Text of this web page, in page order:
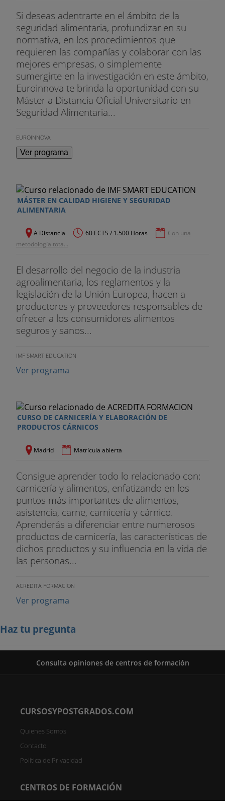
UD 10: IMPLANTACIÓN DEL SISTEMA APPCC -
NOVENO PASO
Introducción
Paso 9 para la aplicación del APPCC
UD 11: IMPLANTACIÓN DEL SISTEMA APPCC -
NOVENO PASO
Introducción
Paso 10 para la aplicación del APPCC
Si deseas adentrarte en el ámbito de la
seguridad alimentaria, profundizar en su
normativa, en los procedimientos que
requieren las compañías y colaborar con las
mejores empresas, o simplemente
sumergirte en la investigación en este ámbito,
Euroinnova te brinda la oportunidad con su
Máster a Distancia Oficial Universitario en
Seguridad Alimentaria...
EUROINNOVA
Ver programa
MÁSTER EN CALIDAD HIGIENE Y SEGURIDAD
ALIMENTARIA
A Distancia 60 ECTS / 1.500 Horas
Con una
metodología tota...
El desarrollo del negocio de la industria
agroalimentaria, los reglamentos y la
legislación de la Unión Europea, hacen a
productores y proveedores responsables de
ofrecer a los consumidores alimentos
seguros y sanos...
IMF SMART EDUCATION
Ver programa
CURSO DE CARNICERÍA Y ELABORACIÓN DE
PRODUCTOS CÁRNICOS
Madrid Matrícula abierta
Consigue aprender todo lo relacionado con:
carnicería y alimentos, enfatizando en los
puntos más importantes de alimentos,
asistencia, carne, carnicería y cárnico.
Aprenderás a diferenciar entre numerosos
productos de carnicería, las características de
dichos productos y su influencia en la vida de
las personas...
ACREDITA FORMACION
Ver programa
Haz tu pregunta
Consulta opiniones de centros de formación
CURSOSYPOSTGRADOS.COM
Quienes Somos
Contacto
Política de Privacidad
CENTROS DE FORMACIÓN